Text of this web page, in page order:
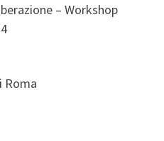
– Workshop
Roma